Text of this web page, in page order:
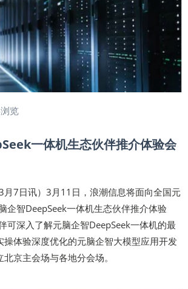
览
一体机生态伙伴推介体验会
月7日讯）3月11日，浪潮信息将面向全国元
企智DeepSeek一体机生态伙伴推介体验
可深入了解元脑企智DeepSeek一体机的最
操体验深度优化的元脑企智大模型应用开发
京主会场与各地分会场。